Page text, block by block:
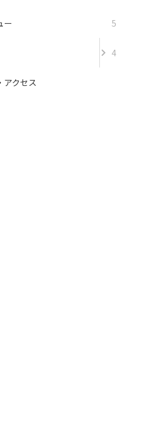
LIU PEI-CHUさんが国際学会
on Mycorrhiza
て“Mycorrhizal Functional
up”を受賞
審査会について
専攻2年生の酒井彩衣さんが中
て優秀発表賞を受賞しました
て
を受賞しました
論文賞を受賞しました
集会 発表学生援助（第1次）の
5
ー
4
アクセス